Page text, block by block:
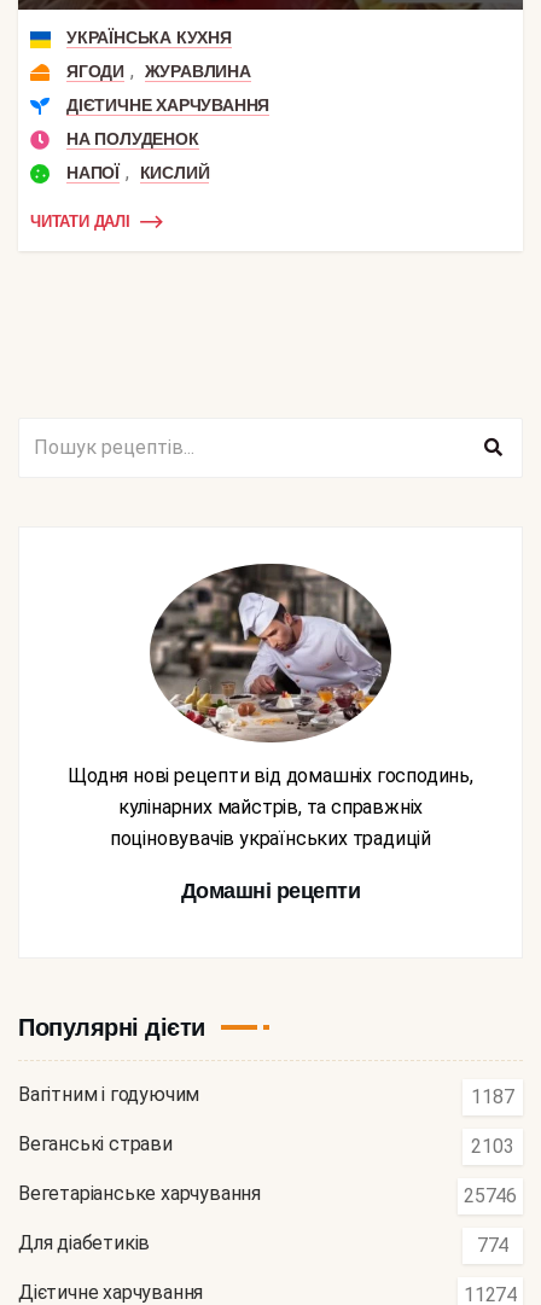
УКРАЇНСЬКА КУХНЯ
ЯГОДИ ,
ЖУРАВЛИНА
ДІЄТИЧНЕ ХАРЧУВАННЯ
НА ПОЛУДЕНОК
НАПОЇ , КИСЛИЙ
ЧИТАТИ ДАЛІ
Щодня нові рецепти від домашніх господинь,
кулінарних майстрів, та справжніх
поціновувачів українських традицій
Домашні рецепти
Популярні дієти
Вагітним і годуючим 1187
Веганські страви 2103
Вегетаріанське харчування 25746
Для діабетиків 774
Дієтичне харчування 11274